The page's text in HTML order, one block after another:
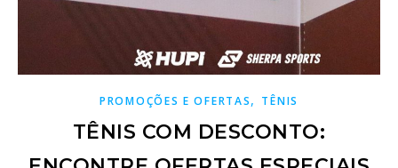
PROMOÇÕES E OFERTAS, TÊNIS
TÊNIS COM DESCONTO: